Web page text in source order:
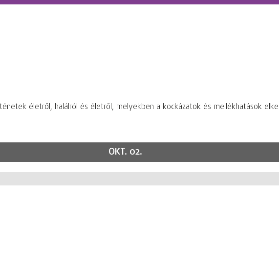
életről, halálról és életről, melyekben a kockázatok és mellékhatások
OKT. 02.